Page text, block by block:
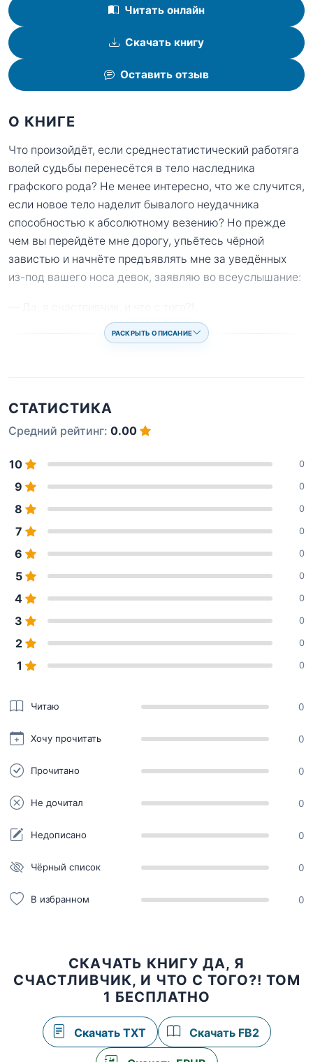
Читать онлайн
Скачать книгу
Оставить отзыв
О КНИГЕ
Что произойдёт, если среднестатистический работяга
волей судьбы перенесётся в тело наследника
графского рода? Не менее интересно, что же случится,
если новое тело наделит бывалого неудачника
способностью к абсолютному везению? Но прежде
чем вы перейдёте мне дорогу, упьётесь чёрной
завистью и начнёте предъявлять мне за уведённых
из-под вашего носа девок, заявляю во всеуслышание:
РАСКРЫТЬ ОПИСАНИЕ
СТАТИСТИКА
Средний рейтинг: 0.00
10 0
9 0
8 0
7 0
6 0
5 0
4 0
3 0
2 0
1 0
Читаю 0
Хочу прочитать 0
Прочитано 0
Не дочитал 0
Недописано 0
Чёрный список 0
В избранном 0
СКАЧАТЬ КНИГУ ДА, Я
СЧАСТЛИВЧИК, И ЧТО С ТОГО?! ТОМ
1 БЕСПЛАТНО
Скачать TXT Скачать FB2